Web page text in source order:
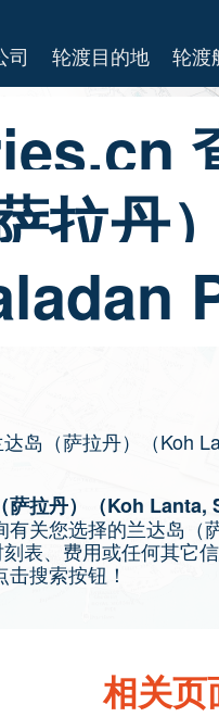
司 轮渡目的地 轮渡
拉丹
岛（萨拉丹）（Koh
萨拉丹）（Koh Lanta,
关您选择的兰达岛（
表、费用或任何其它
搜索按钮！
相关页